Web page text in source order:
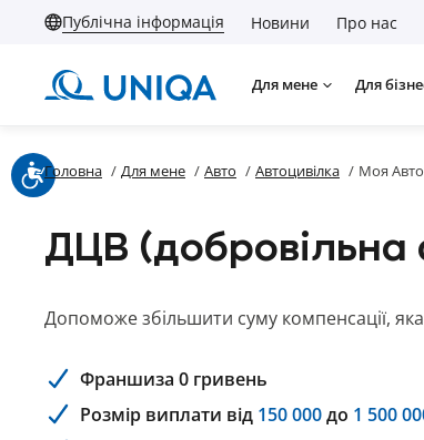
Публічна інформація Новини Про нас
Для мене Для
Головна / Для мене / Авто / Автоцивілка / Моя
ДЦВ (добровільна
Допоможе збільшити суму компенсації,
Франшиза 0 гривень
Розмір виплати від 150 000до 1 500